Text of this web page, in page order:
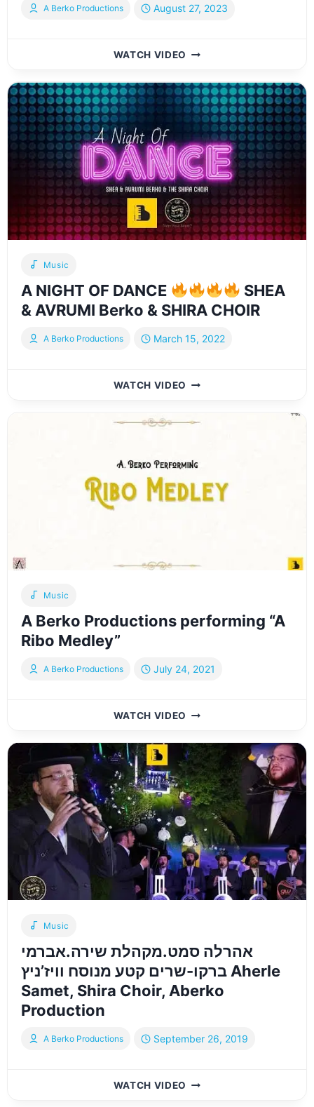
A Berko Productions August 27, 2023
WATCH VIDEO A
COMPILATION
FEATURING
BERKO
BROTHERS,
SHIRA,
YINGERLECH
Music
A NIGHT OF DANCE
SHEA
& AVRUMI Berko & SHIRA CHOIR
A Berko Productions March 15, 2022
WATCH VIDEO
DANCE
SHEA
Music
A Berko Productions performing “A
Ribo Medley”
A Berko Productions July 24, 2021
WATCH VIDEO
PRODUCTIONS
PERFORMING
“A
RIBO
MEDLEY”
Music
אהרלה סמט.מקהלת שירה.אברמי
ברקו-שרים קטע מנוסח וויז’ניץ Aherle
Samet, Shira Choir, Aberko
Production
A Berko Productions September 26, 2019
WATCH VIDEO אהרלה